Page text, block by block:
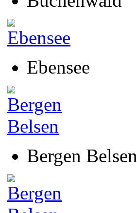
Ebensee
Bergen Belsen